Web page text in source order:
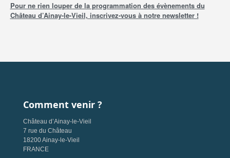
Pour ne rien louper de la programmation des évènements du
Château d’Ainay-le-Vieil, inscrivez-vous à notre newsletter !
Comment venir ?
Château d’Ainay-le-Vieil
7 rue du Château
18200 Ainay-le-Vieil
FRANCE